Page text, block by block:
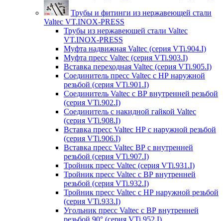
Трубы и фитинги из нержавеющей стали
Valtec VT.INOX-PRESS
Трубы из нержавеющей стали Valtec
VT.INOX-PRESS
Муфта надвижная Valtec (серия VTi.904.I)
Муфта пресс Valtec (серия VTi.903.I)
Вставка переходная Valtec (серия VTi.905.I)
Соединитель пресс Valtec с НР наружной
резьбой (серия VTi.901.I)
Соединитель Valtec с ВР внутренней резьбой
(серия VTi.902.I)
Соединитель с накидной гайкой Valtec
(серия VTi.908.I)
Вставка пресс Valtec НР с наружной резьбой
(серия VTi.906.I)
Вставка пресс Valtec ВР с внутренней
резьбой (серия VTi.907.I)
Тройник пресс Valtec (серия VTi.931.I)
Тройник пресс Valtec с ВР внутренней
резьбой (серия VTi.932.I)
Тройник пресс Valtec с НР наружной резьбой
(серия VTi.933.I)
Угольник пресс Valtec с ВР внутренней
резьбой 90° (серия VTi.952.I)